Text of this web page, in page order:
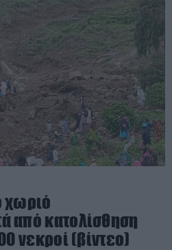
χωριό
από κατολίσθηση
νεκροί (βίντεο)